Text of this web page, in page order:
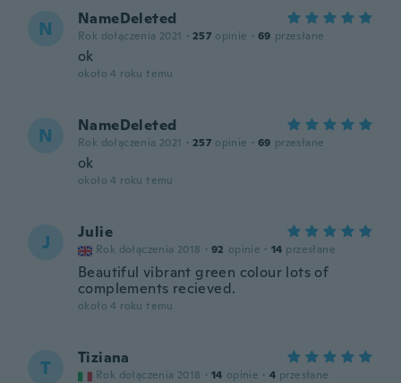
N NameDeleted
Rok dołączenia 2021 · 257 opinie · 69 przesłane
ok
około 4 roku temu
N NameDeleted
Rok dołączenia 2021 · 257 opinie · 69 przesłane
ok
około 4 roku temu
J Julie
Rok dołączenia 2018 · 92 opinie · 14 przesłane
Beautiful vibrant green colour lots of
complements recieved.
około 4 roku temu
T Tiziana
Rok dołączenia 2018 · 14 opinie · 4 przesłane